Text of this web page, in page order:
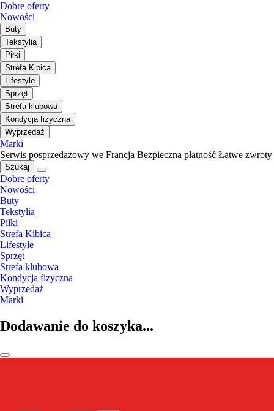
Dobre oferty
Nowości
Buty
Tekstylia
Piłki
Strefa Kibica
Lifestyle
Sprzęt
Strefa klubowa
Kondycja fizyczna
Wyprzedaż
Marki
Serwis posprzedażowy we Francja Bezpieczna płatność Łatwe zwroty
Szukaj
Dobre oferty
Nowości
Buty
Tekstylia
Piłki
Strefa Kibica
Lifestyle
Sprzęt
Strefa klubowa
Kondycja fizyczna
Wyprzedaż
Marki
Dodawanie do koszyka...